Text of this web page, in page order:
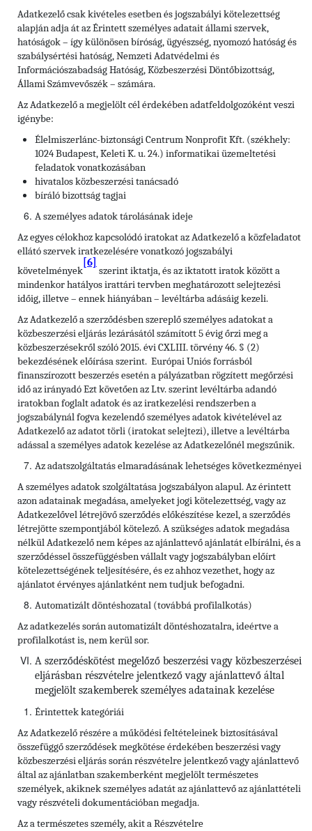
Adatkezelő csak kivételes esetben és jogszabályi kötelezettség
alapján adja át az Érintett személyes adatait állami szervek,
hatóságok – így különösen bíróság, ügyészség, nyomozó hatóság és
szabálysértési hatóság, Nemzeti Adatvédelmi és
Információszabadság Hatóság, Közbeszerzési Döntőbizottság,
Állami Számvevőszék – számára.
Az Adatkezelő a megjelölt cél érdekében adatfeldolgozóként veszi
igénybe:
Élelmiszerlánc-biztonsági Centrum Nonprofit Kft. (székhely:
1024 Budapest, Keleti K. u. 24.) informatikai üzemeltetési
feladatok vonatkozásában
hivatalos közbeszerzési tanácsadó
bíráló bizottság tagjai
A személyes adatok tárolásának ideje
Az egyes célokhoz kapcsolódó iratokat az Adatkezelő a közfeladatot
ellátó szervek iratkezelésére vonatkozó jogszabályi
követelmények
[6]
szerint iktatja, és az iktatott iratok között a
mindenkor hatályos irattári tervben meghatározott selejtezési
időig, illetve – ennek hiányában – levéltárba adásáig kezeli.
Az Adatkezelő a szerződésben szereplő személyes adatokat a
közbeszerzési eljárás lezárásától számított 5 évig őrzi meg a
közbeszerzésekről szóló 2015. évi CXLIII. törvény 46. § (2)
bekezdésének előírása szerint. Európai Uniós forrásból
finanszírozott beszerzés esetén a pályázatban rögzített megőrzési
idő az irányadó Ezt követően az Ltv. szerint levéltárba adandó
iratokban foglalt adatok és az iratkezelési rendszerben a
jogszabálynál fogva kezelendő személyes adatok kivételével az
Adatkezelő az adatot törli (iratokat selejtezi), illetve a levéltárba
adással a személyes adatok kezelése az Adatkezelőnél megszűnik.
Az adatszolgáltatás elmaradásának lehetséges következményei
A személyes adatok szolgáltatása jogszabályon alapul. Az érintett
azon adatainak megadása, amelyeket jogi kötelezettség, vagy az
Adatkezelővel létrejövő szerződés előkészítése kezel, a szerződés
létrejötte szempontjából kötelező. A szükséges adatok megadása
nélkül Adatkezelő nem képes az ajánlattevő ajánlatát elbírálni, és a
szerződéssel összefüggésben vállalt vagy jogszabályban előírt
kötelezettségének teljesítésére, és ez ahhoz vezethet, hogy az
ajánlatot érvényes ajánlatként nem tudjuk befogadni.
Automatizált döntéshozatal (továbbá profilalkotás)
Az adatkezelés során automatizált döntéshozatalra, ideértve a
profilalkotást is, nem kerül sor.
A szerződéskötést megelőző beszerzési vagy közbeszerzései
eljárásban részvételre jelentkező vagy ajánlattevő által
megjelölt szakemberek személyes adatainak kezelése
Érintettek kategóriái
Az Adatkezelő részére aműködési feltételeinek biztosításával
összefüggő szerződések megkötése érdekében beszerzési vagy
közbeszerzési eljárás során részvételre jelentkező vagy ajánlattevő
által az ajánlatban szakemberként megjelölt természetes
személyek, akiknek személyes adatát az ajánlattevő az ajánlattételi
vagy részvételi dokumentációban megadja.
Az a természetes személy, akit a Részvételre